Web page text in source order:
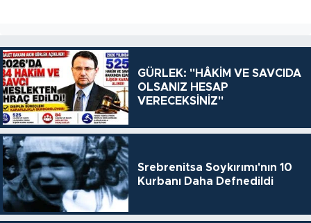
GÜRLEK: "HÂKİM VE SAVCIDA
OLSANIZ HESAP
VERECEKSİNİZ"
Srebrenitsa Soykırımı'nın 10
Kurbanı Daha Defnedildi